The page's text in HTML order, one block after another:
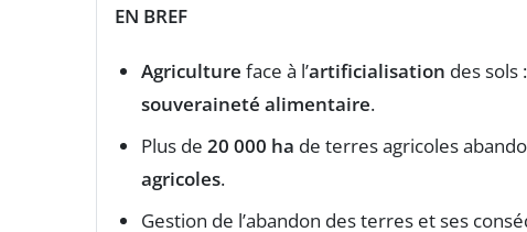
EN BREF
Agriculture face à l’artificialisation des sols
souveraineté alimentaire.
Plus de 20 000 ha de terres agricoles
agricoles.
Gestion de l’abandon des terres et ses